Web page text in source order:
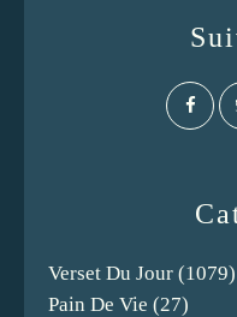
Verset Du Jour (1079)
Pain De Vie (27)